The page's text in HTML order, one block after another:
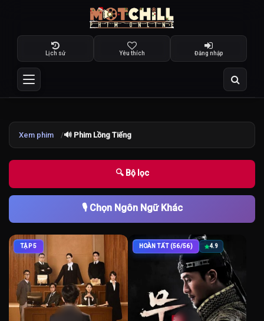
Lịch sử Yêu thích Đăng nhập
Xem phim 🔊 Phim Lồng Tiếng
🔍 Bộ lọc
🎙️ Chọn Ngôn Ngữ Khác
TẬP 5 HOÀN TẤT (56/56) 4.9